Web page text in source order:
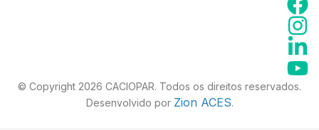
© Copyright 2026 CACIOPAR. Todos os direitos reservados.
Desenvolvido por Zion ACES.